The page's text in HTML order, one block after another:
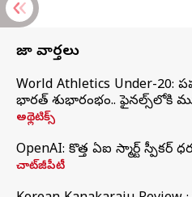
తాజా వార్తలు
World Athletics Under-20:
భారత్‌ శుభారంభం.. ఫైనల్స్‌లోకి
అథ్లెటిక్స్
OpenAI: కొత్త ఏఐ స్మార్ట్ స్పీకర్
చాట్‌జీపీటీ